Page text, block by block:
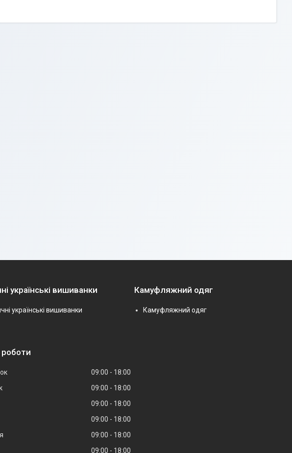
українські вишиванки
українські вишиванки
Камуфляжний одяг
Камуфляжний одяг
роботи
09:00
18:00
09:00
18:00
09:00
18:00
09:00
18:00
09:00
18:00
09:00 18:00